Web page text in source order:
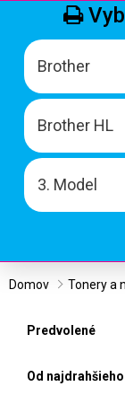
Brother
Brother HL
3. Model
Domov Tonery a
Predvolené
Od najdrahšieho